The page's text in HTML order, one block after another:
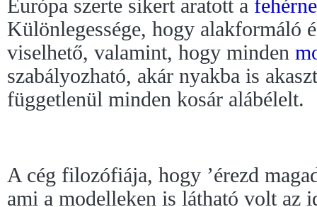
Európa szerte sikert aratott a
Különlegessége, hogy alakformáló
viselhető, valamint, hogy minden
szabályozható, akár nyakba is
függetlenül minden kosár alábélelt.
A cég filozófiája, hogy ’érezd
ami a modelleken is látható volt az